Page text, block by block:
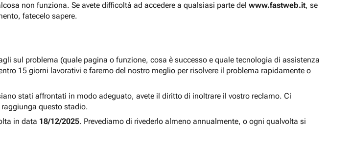
non funziona. Se avete difficoltà ad accedere a qualsiasi parte del www.fastweb.it, se
fatecelo sapere.
sul problema (quale pagina o funzione, cosa è successo e quale tecnologia di assistenza
15 giorni lavorativi e faremo del nostro meglio per risolvere il problema rapidamente o
stati affrontati in modo adeguato, avete il diritto di inoltrare il vostro reclamo. Ci
questo stadio.
in data 18/12/2025. Prevediamo di rivederlo almeno annualmente, o ogni qualvolta si